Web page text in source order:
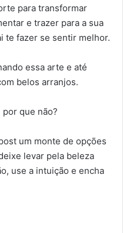
para transformar
e trazer para a sua
te fazer se sentir melhor.
essa arte e até
belos arranjos.
por que não?
um monte de opções
levar pela beleza
use a intuição e encha